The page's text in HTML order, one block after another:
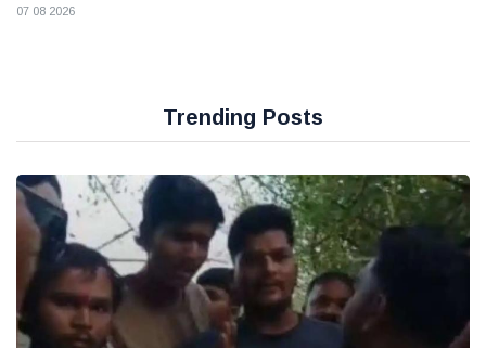
07 08 2026
Trending Posts